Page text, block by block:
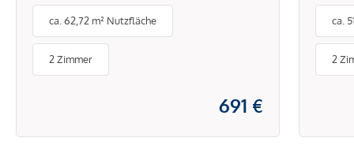
ca. 62,72 m² Nutzfläche
2 Zimmer
691 €
ca.
2